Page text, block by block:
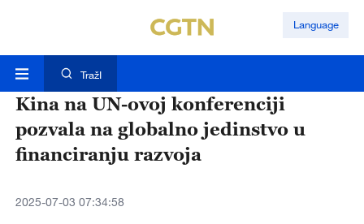
Language
TražI
Kina na UN-ovoj konferenciji
pozvala na globalno jedinstvo u
financiranju razvoja
2025-07-03 07:34:58